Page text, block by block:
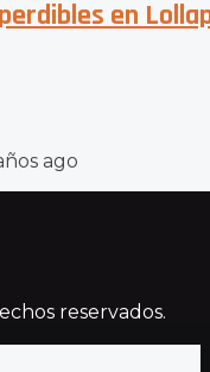
en
ago
reservados.